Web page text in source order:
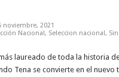
noviembre, 2021
Nacional, Seleccion nacional,
laureado de toda la historia
Tena se convierte en el nuevo